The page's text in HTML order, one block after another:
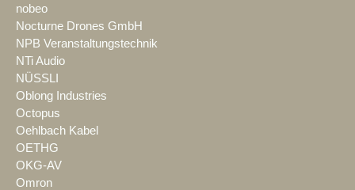
nobeo
Nocturne Drones GmbH
NPB Veranstaltungstechnik
NTi Audio
NÜSSLI
Oblong Industries
Octopus
Oehlbach Kabel
OETHG
OKG-AV
Omron